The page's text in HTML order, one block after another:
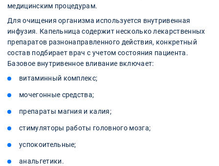
медицинским процедурам.
Для очищения организма используется внутривенная
инфузия. Капельница содержит несколько лекарственных
препаратов разнонаправленного действия, конкретный
состав подбирает врач с учетом состояния пациента.
Базовое внутривенное вливание включает:
витаминный комплекс;
мочегонные средства;
препараты магния и калия;
стимуляторы работы головного мозга;
успокоительные;
анальгетики.